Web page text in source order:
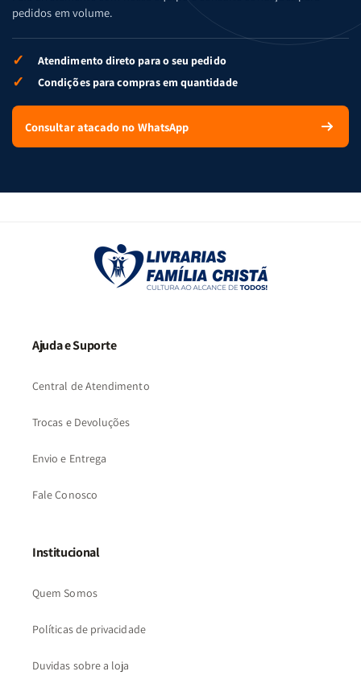
pedidos em volume.
✓ Atendimento direto para o seu pedido
✓ Condições para compras em quantidade
Consultar atacado no WhatsApp
Ajuda e Suporte
Central de Atendimento
Trocas e Devoluções
Envio e Entrega
Fale Conosco
Institucional
Quem Somos
Políticas de privacidade
Duvidas sobre a loja